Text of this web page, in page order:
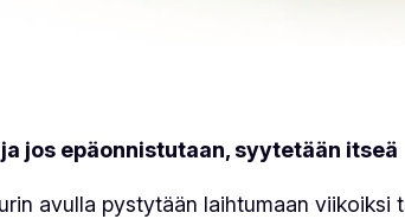
jos epäonnistutaan, syytetään itseä
avulla pystytään laihtumaan